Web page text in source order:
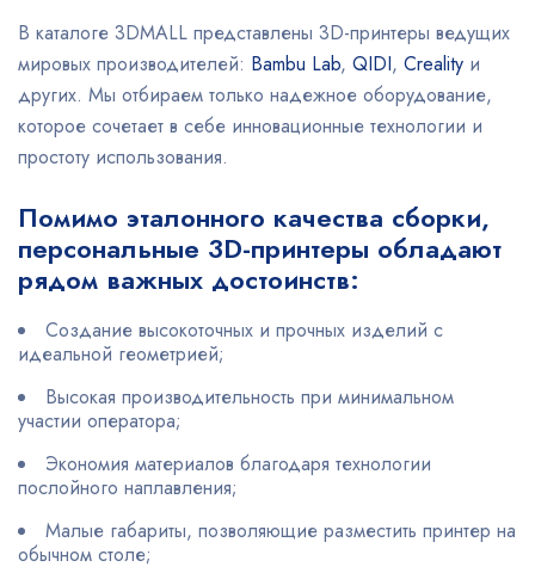
В каталоге 3DMALL представлены 3D-принтеры ведущих
мировых производителей: Bambu Lab, QIDI, Creality и
других. Мы отбираем только надежное оборудование,
которое сочетает в себе инновационные технологии и
простоту использования.
Помимо эталонного качества сборки,
персональные 3D-принтеры обладают
рядом важных достоинств:
Создание высокоточных и прочных изделий с
идеальной геометрией;
Высокая производительность при минимальном
участии оператора;
Экономия материалов благодаря технологии
послойного наплавления;
Малые габариты, позволяющие разместить принтер на
обычном столе;